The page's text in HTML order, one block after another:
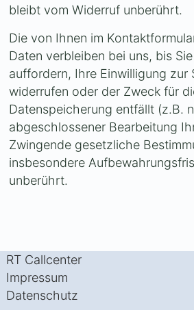
bleibt vom Widerruf unberührt.
Die von Ihnen im
Daten verbleiben bei uns, bis
auffordern, Ihre Einwilligung zur
widerrufen oder der Zweck für
Datenspeicherung entfällt (z.B.
abgeschlossener Bearbeitung
Zwingende gesetzliche
insbesondere
unberührt.
RT Callcenter
Impressum
Datenschutz